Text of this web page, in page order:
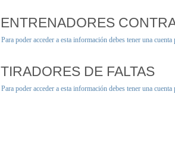
ENTRENADORES
Para poder acceder a esta información debes tener una
TIRADORES DE FALTAS
Para poder acceder a esta información debes tener una